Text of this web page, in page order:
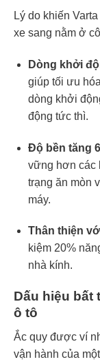
Lý do khiến
xe sang nằm ở
Dòng khởi
giúp tối ưu
dòng khởi
động tức thì.
Độ bền tăng
vững hơn các
trạng ăn mòn
máy.
Thân thiện
kiệm 20%
nhà kính.
Dấu hiệu bất
ô tô
Ắc quy được ví
vận hành của